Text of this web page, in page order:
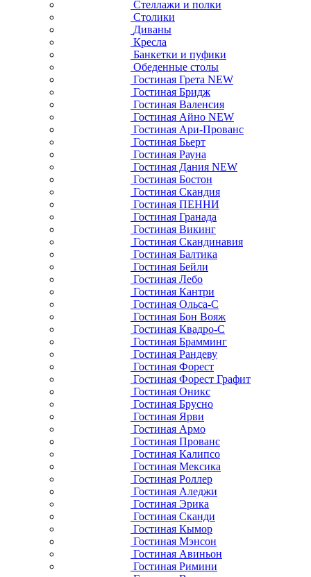
Стеллажи и полки
Столики
Диваны
Кресла
Банкетки и пуфики
Обеденные столы
Гостиная Грета NEW
Гостиная Бридж
Гостиная Валенсия
Гостиная Айно NEW
Гостиная Ари-Прованс
Гостиная Бьерт
Гостиная Рауна
Гостиная Дания NEW
Гостиная Бостон
Гостиная Скандия
Гостиная ПЕННИ
Гостиная Гранада
Гостиная Викинг
Гостиная Скандинавия
Гостиная Балтика
Гостиная Бейли
Гостиная Лебо
Гостиная Кантри
Гостиная Ольса-С
Гостиная Бон Вояж
Гостиная Квадро-С
Гостиная Брамминг
Гостиная Рандеву
Гостиная Форест
Гостиная Форест Графит
Гостиная Оникс
Гостиная Брусно
Гостиная Ярви
Гостиная Армо
Гостиная Прованс
Гостиная Калипсо
Гостиная Мексика
Гостиная Роллер
Гостиная Аледжи
Гостиная Эрика
Гостиная Сканди
Гостиная Кымор
Гостиная Мэнсон
Гостиная Авиньон
Гостиная Римини